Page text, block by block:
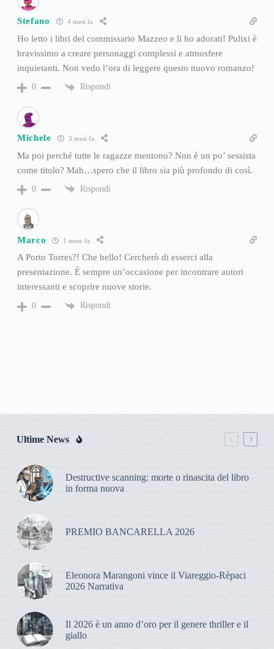
Stefano 4 mesi fa
Ho letto i libri del commissario Mazzeo e li ho adorati! Pulixi è
bravissimo a creare personaggi complessi e atmosfere
inquietanti. Non vedo l’ora di leggere questo nuovo romanzo!
0 Rispondi
Michele 3 mesi fa
Ma poi perché tutte le ragazze mentono? Non è un po’ sessista
come titolo? Mah…spero che il libro sia più profondo di così.
0 Rispondi
Marco 1 mese fa
A Porto Torres?! Che bello! Cercherò di esserci alla
presentazione. È sempre un’occasione per incontrare autori
interessanti e scoprire nuove storie.
0 Rispondi
Ultime News
Destructive scanning: morte o rinascita del libro
in forma nuova
PREMIO BANCARELLA 2026
Eleonora Marangoni vince il Viareggio-Rèpaci
2026 Narrativa
Il 2026 è un anno d’oro per il genere thriller e il
giallo